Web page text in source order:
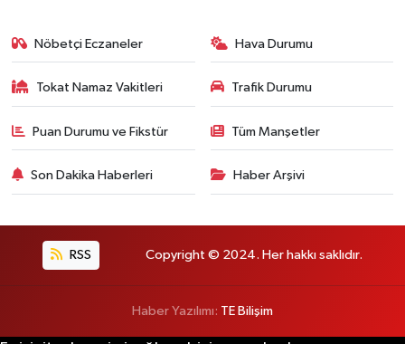
Nöbetçi Eczaneler Hava Durumu
Tokat Namaz Vakitleri Trafik Durumu
Puan Durumu ve Fikstür Tüm Manşetler
Son Dakika Haberleri Haber Arşivi
RSS Copyright © 2024. Her hakkı saklıdır.
Haber Yazılımı: TE Bilişim